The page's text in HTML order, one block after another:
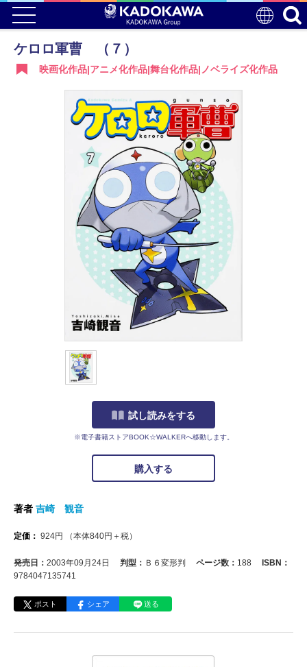
ケロロ軍曹 （７）
映画化作品|アニメ化作品|舞台化作品|ノベライズ化作品
試し読みをする
※電子書籍ストアBOOK☆WALKERへ移動します。
購入する
著者 吉崎 観音
定価： 924円 （本体840円＋税）
発売日： 2003年09月24日 判型： Ｂ６変形判 ページ数： 188
ISBN：
9784047135741
ポスト シェア 送る